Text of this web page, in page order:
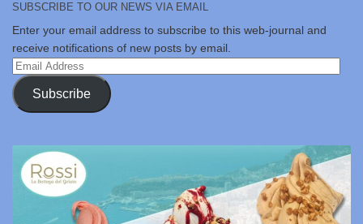
SUBSCRIBE TO OUR NEWS VIA EMAIL
Enter your email address to subscribe to this web-journal and
receive notifications of new posts by email.
Email
Address
Subscribe